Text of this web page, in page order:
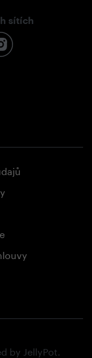
sítích
by JellyPot.